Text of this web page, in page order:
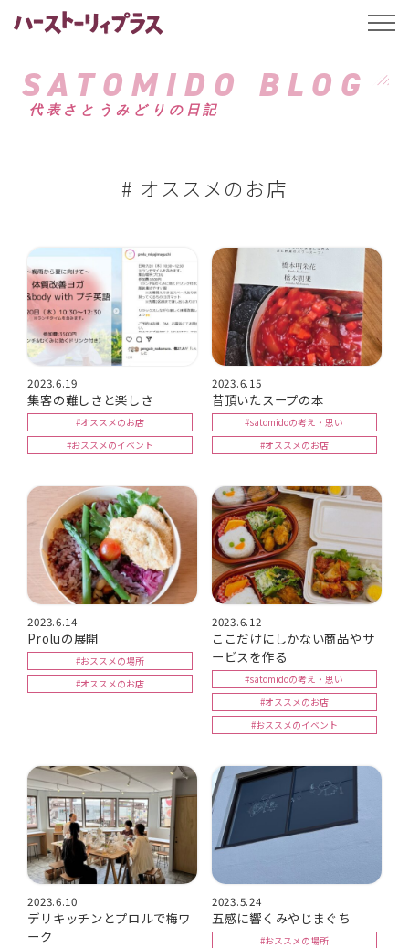
ハーストーリィプ
SATOMIDO BLOG
代表さとうみどりの日記
# オススメのお店
2023.6.19
集客の難しさと楽しさ
#オススメのお店
#おススメのイベント
2023.6.15
昔頂いたスープの本
#satomidoの考え・思い
#オススメのお店
2023.6.14
Proluの展開
#おススメの場所
#オススメのお店
2023.6.12
ここだけにしかない商品やサ
ービスを作る
#satomidoの考え・思い
#オススメのお店
#おススメのイベント
2023.6.10
デリキッチンとプロルで梅ワ
ーク
2023.5.24
五感に響くみやじまぐち
#おススメの場所
t
l